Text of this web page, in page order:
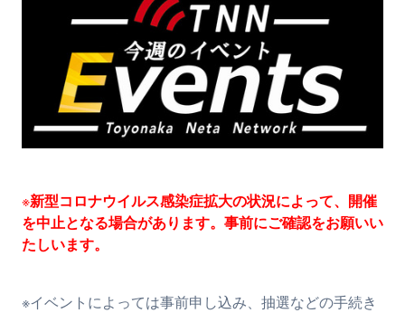
※新型コロナウイルス感染症拡大の状況によって、開催
を中止となる場合があります。事前にご確認をお願いい
たしいます。
※イベントによっては事前申し込み、抽選などの手続き